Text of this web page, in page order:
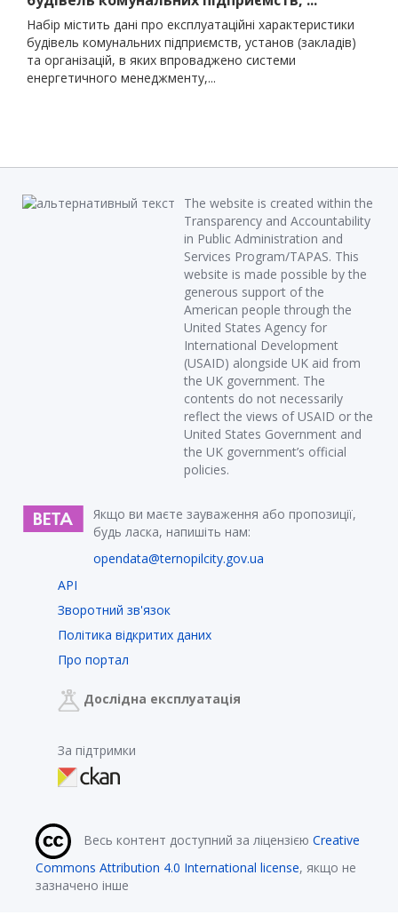
Набір містить дані про експлуатаційні характеристики
будівель комунальних підприємств, установ (закладів)
та організацій, в яких впроваджено системи
енергетичного менеджменту,...
The website is created within the
Transparency and Accountability
in Public Administration and
Services Program/TAPAS. This
website is made possible by the
generous support of the
American people through the
United States Agency for
International Development
(USAID) alongside UK aid from
the UK government. The
contents do not necessarily
reflect the views of USAID or the
United States Government and
the UK government’s official
policies.
Якщо ви маєте зауваження або пропозиції,
будь ласка, напишіть нам:
opendata@ternopilcity.gov.ua
API
Зворотний зв'язок
Політика відкритих даних
Про портал
Дослідна експлуатація
За підтримки
Весь контент доступний за ліцензією Creative
Commons Attribution 4.0 International license, якщо не
зазначено інше